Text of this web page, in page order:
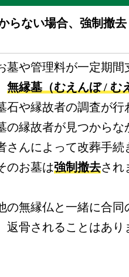
らない場合、強制撤去
墓や管理料が一定期間
無縁墓（むえんぼ / む
石や縁故者の調査が行
の縁故者が見つからな
さんによって改葬手続
のお墓は強制撤去され
の無縁仏と一緒に合同
返骨されることはあり